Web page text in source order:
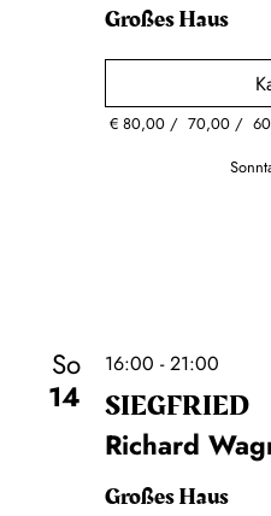
Großes Haus
€80,00 70,00
So
14
16:00 - 21:00
SIEG­FRIED
Richard
Großes Haus